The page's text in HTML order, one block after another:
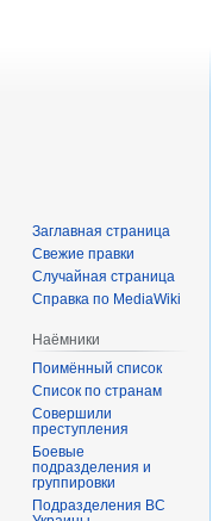
Заглавная страница
Свежие правки
Случайная страница
Справка по MediaWiki
Наёмники
Поимённый список
Список по странам
Совершили
преступления
Боевые
подразделения и
группировки
Подразделения ВС